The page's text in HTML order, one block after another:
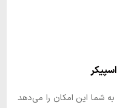
ویژگی True Wireless Stereo (TWS) به شما این امکان را می‌دهد